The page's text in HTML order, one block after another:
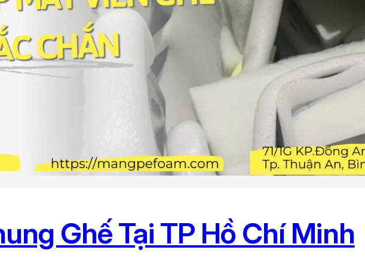
Ghế Tại TP Hồ Chí Minh